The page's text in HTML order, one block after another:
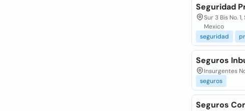
Seguridad
Sur 3 Bis No.
Mexico
seguridad
Seguros
Insurgentes
seguros
Seguros